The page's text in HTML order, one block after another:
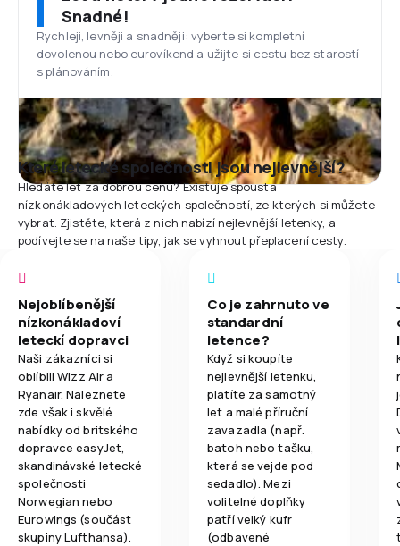
Snadné!
Rychleji, levněji a snadněji: vyberte si kompletní
dovolenou nebo eurovíkend a užijte si cestu bez starostí
s plánováním.
Které letecké společnosti jsou nejlevnější?
Hledáte let za dobrou cenu? Existuje spousta
nízkonákladových leteckých společností, ze kterých si můžete
vybrat. Zjistěte, která z nich nabízí nejlevnější letenky, a
podívejte se na naše tipy, jak se vyhnout přeplacení cesty.
Nejoblíbenější
nízkonákladoví
leteckí dopravci
Naši zákazníci si
oblíbili Wizz Air a
Ryanair. Naleznete
zde však i skvělé
nabídky od britského
dopravce easyJet,
skandinávské letecké
společnosti
Norwegian nebo
Eurowings (součást
skupiny Lufthansa).
Co je zahrnuto ve
standardní
letence?
Když si koupíte
nejlevnější letenku,
platíte za samotný
let a malé příruční
zavazadla (např.
batoh nebo tašku,
která se vejde pod
sedadlo). Mezi
volitelné doplňky
patří velký kufr
(odbavené